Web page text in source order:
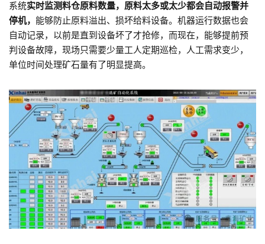
系统实时监测料仓原料数量，原料太多或太少都会自动报警并
停机， 能够防止原料溢出、损坏给料设备。机器运行数据也会
自动记录，以前是直到设备坏了才抢修，而现在，能够提前预
判设备故障，现场只需要少量工人定期巡检，人工需求变少，
单位时间处理矿石量有了明显提高。